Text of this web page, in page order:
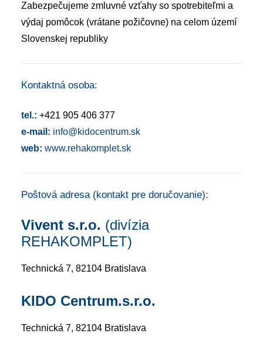
Zabezpečujeme zmluvné vzťahy so spotrebiteľmi a
výdaj pomôcok (vrátane požičovne) na celom území
Slovenskej republiky
Kontaktná osoba:
tel.: +421 905 406 377
e-mail: info@kidocentrum.sk
web: www.rehakomplet.sk
Poštová adresa (kontakt pre doručovanie):
Vivent s.r.o. (divízia
REHAKOMPLET)
Technická 7, 82104 Bratislava
KIDO Centrum.s.r.o.
Technická 7, 82104 Bratislava